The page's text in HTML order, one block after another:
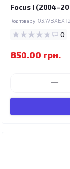
Focus I
Код товару:
0
850.00 грн.